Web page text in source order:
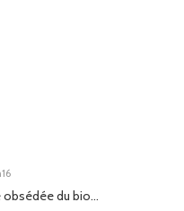
obsédée du bio…